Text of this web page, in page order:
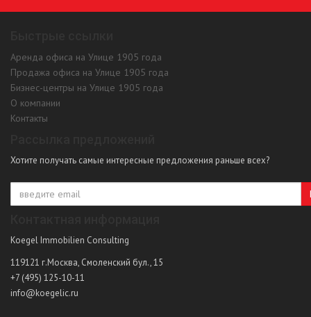
Аренда офиса на Улице 1905 года
Продажа офиса на Улице 1905 года
Бизнес-центры на Улице 1905 года
О компании
Контакты
Хотите получать самые интересные предложения раньше всех?
Koegel Immobilien Consulting
119121 г.Москва, Смоленский бул., 15
+7 (495) 125-10-11
info@koegelic.ru